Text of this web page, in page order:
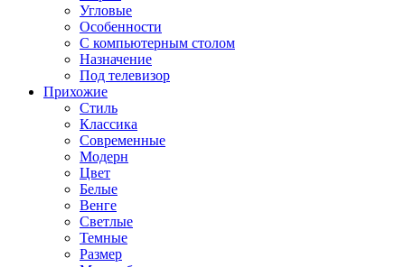
Угловые
Особенности
С компьютерным столом
Назначение
Под телевизор
Прихожие
Стиль
Классика
Современные
Модерн
Цвет
Белые
Венге
Светлые
Темные
Размер